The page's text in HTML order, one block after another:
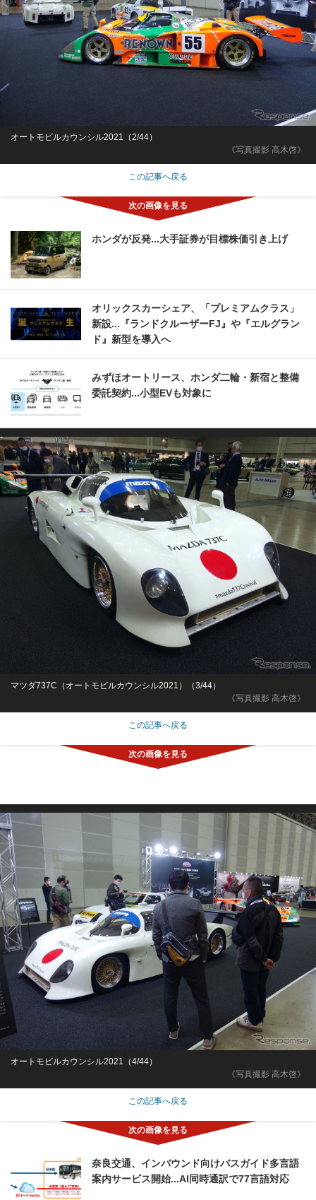
《写真撮影 高木啓》
オートモビルカウンシル2021（2/44）
この記事へ戻る
ホンダが反発...大手証券が目標株価引き上げ
オリックスカーシェア、「プレミアムクラス」
新設...『ランドクルーザーFJ』や『エルグラン
ド』新型を導入へ
みずほオートリース、ホンダ二輪・新宿と整備
委託契約...小型EVも対象に
《写真撮影 高木啓》
マツダ737C（オートモビルカウンシル2021）（3/44）
この記事へ戻る
《写真撮影 高木啓》
オートモビルカウンシル2021（4/44）
この記事へ戻る
奈良交通、インバウンド向けバスガイド多言語
案内サービス開始...AI同時通訳で77言語対応